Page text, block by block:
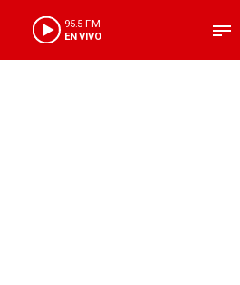
95.5 FM
EN VIVO